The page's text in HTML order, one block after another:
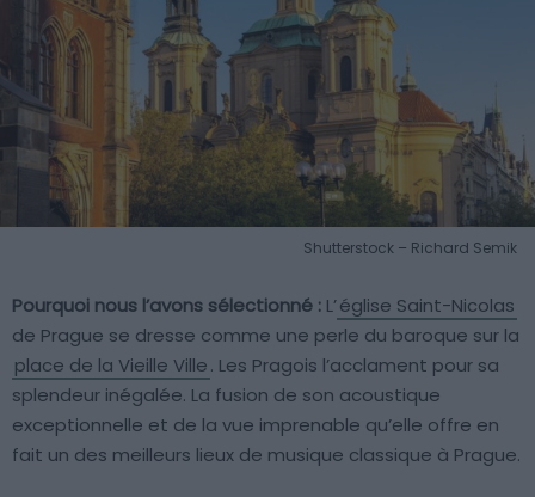
Shutterstock – Richard Semik
Pourquoi nous l’avons sélectionné : L’église Saint-Nicolas
de Prague se dresse comme une perle du baroque sur la
place de la Vieille Ville. Les Pragois l’acclament pour sa
splendeur inégalée. La fusion de son acoustique
exceptionnelle et de la vue imprenable qu’elle offre en
fait un des meilleurs lieux de musique classique à Prague.